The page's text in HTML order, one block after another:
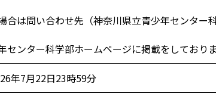
合は問い合わせ先（神奈川県立青少年センター
センター科学部ホームページに掲載をしておりま
年7月22日23時59分